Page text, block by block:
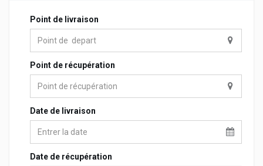
Point de livraison
Point de récupération
Date de livraison
Date de récupération